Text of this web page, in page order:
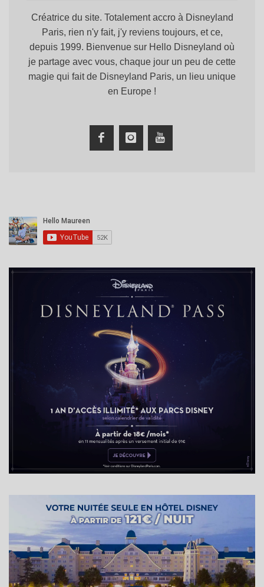
Créatrice du site. Totalement accro à Disneyland
Paris, rien n'y fait, j'y reviens toujours, et ce,
depuis 1999. Bienvenue sur Hello Disneyland où
je partage avec vous, chaque jour un peu de cette
magie qui fait de Disneyland Paris, un lieu unique
en Europe !